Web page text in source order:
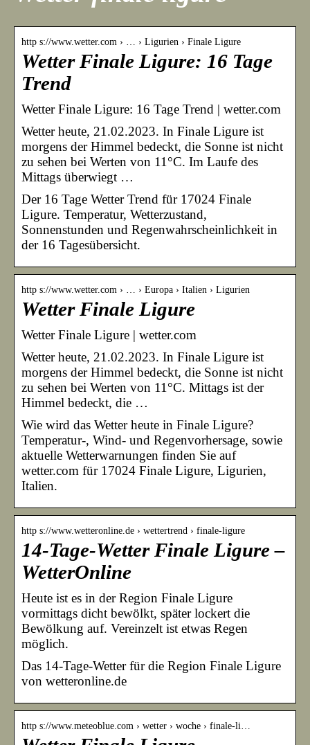
http s://www.wetter.com › … › Ligurien › Finale Ligure
Wetter Finale Ligure: 16 Tage
Trend
Wetter Finale Ligure: 16 Tage Trend | wetter.com
Wetter heute, 21.02.2023. In Finale Ligure ist
morgens der Himmel bedeckt, die Sonne ist nicht
zu sehen bei Werten von 11°C. Im Laufe des
Mittags überwiegt …
Der 16 Tage Wetter Trend für 17024 Finale
Ligure. Temperatur, Wetterzustand,
Sonnenstunden und Regenwahrscheinlichkeit in
der 16 Tagesübersicht.
http s://www.wetter.com › … › Europa › Italien › Ligurien
Wetter Finale Ligure
Wetter Finale Ligure | wetter.com
Wetter heute, 21.02.2023. In Finale Ligure ist
morgens der Himmel bedeckt, die Sonne ist nicht
zu sehen bei Werten von 11°C. Mittags ist der
Himmel bedeckt, die …
Wie wird das Wetter heute in Finale Ligure?
Temperatur-, Wind- und Regenvorhersage, sowie
aktuelle Wetterwarnungen finden Sie auf
wetter.com für 17024 Finale Ligure, Ligurien,
Italien.
http s://www.wetteronline.de › wettertrend › finale-ligure
14-Tage-Wetter Finale Ligure –
WetterOnline
Heute ist es in der Region Finale Ligure
vormittags dicht bewölkt, später lockert die
Bewölkung auf. Vereinzelt ist etwas Regen
möglich.
Das 14-Tage-Wetter für die Region Finale Ligure
von wetteronline.de
http s://www.meteoblue.com › wetter › woche › finale-li…